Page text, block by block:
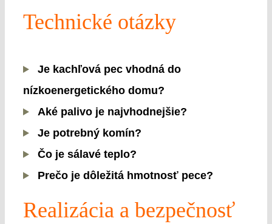
Technické otázky
Je kachľová pec vhodná do
nízkoenergetického domu?
Aké palivo je najvhodnejšie?
Je potrebný komín?
Čo je sálavé teplo?
Prečo je dôležitá hmotnosť pece?
Realizácia a bezpečnosť